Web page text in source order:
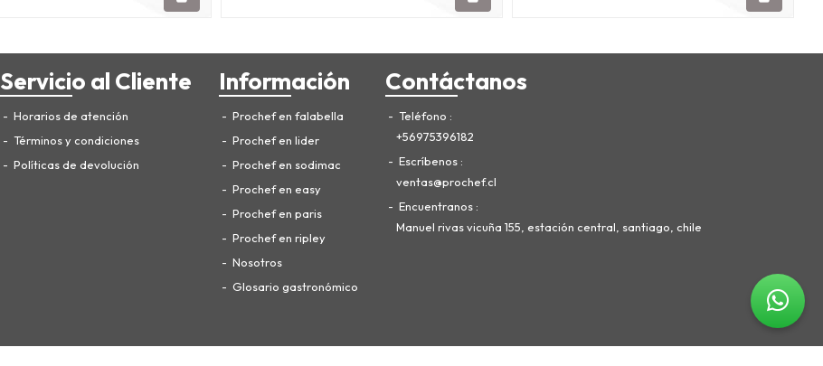
Servicio al Cliente
Horarios de atención
Términos y condiciones
Políticas de devolución
Información
Prochef en falabella
Prochef en lider
Prochef en sodimac
Prochef en easy
Prochef en paris
Prochef en ripley
Nosotros
Glosario gastronómico
Contáctanos
Teléfono
+56975396182
Escríbenos
ventas@prochef.cl
Encuentranos
Manuel rivas vicuña 155, estación central, santiago, chile